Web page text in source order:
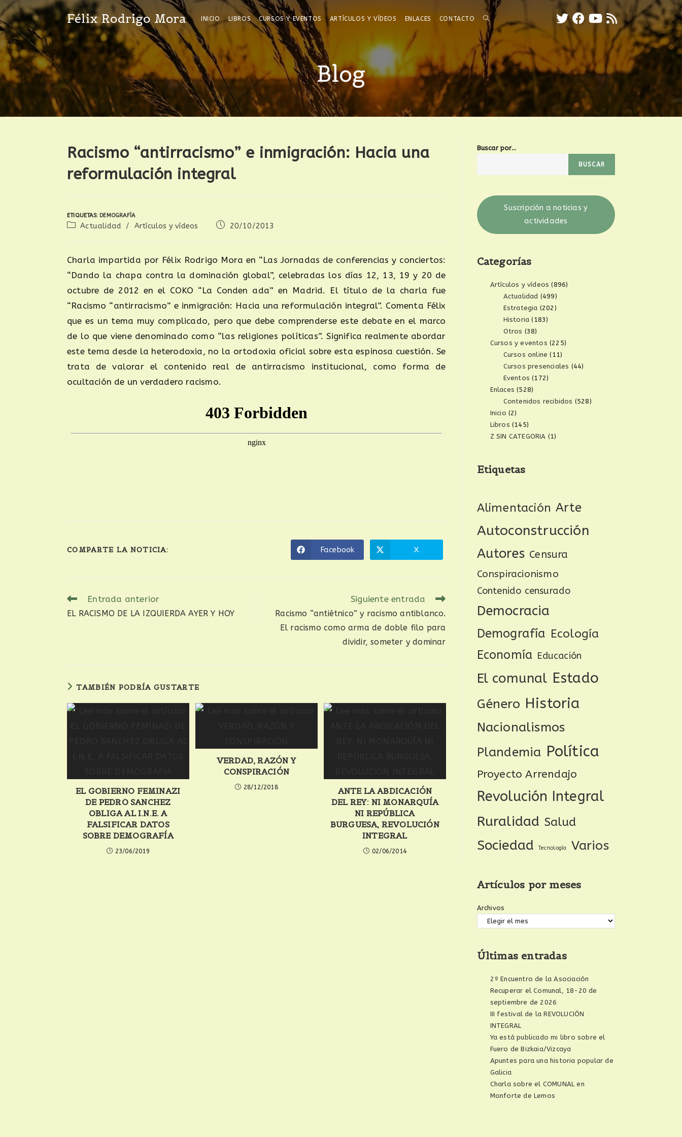
Félix Rodrigo Mora INICIO LIBROS CURSOS Y EVENTOS ARTÍCULOS Y VÍDEOS ENLACES CONTACTO
Blog
Racismo “antirracismo” e inmigración: Hacia una
reformulación integral
ETIQUETAS: DEMOGRAFÍA
Actualidad / Artículos y vídeos 20/10/2013
Charla impartida por Félix Rodrigo Mora en “Las Jornadas de conferencias y conciertos:
“Dando la chapa contra la dominación global”, celebradas los días 12, 13, 19 y 20 de
octubre de 2012 en el COKO “La Conden ada” en Madrid. El título de la charla fue
“Racismo “antirracismo” e inmigración: Hacia una reformulación integral”. Comenta Félix
que es un tema muy complicado, pero que debe comprenderse este debate en el marco
de lo que viene denominado como “las religiones políticas”. Significa realmente abordar
este tema desde la heterodoxia, no la ortodoxia oficial sobre esta espinosa cuestión. Se
trata de valorar el contenido real de antirracismo institucional, como forma de
ocultación de un verdadero racismo.
COMPARTE LA NOTICIA: Facebook X
Entrada anterior
EL RACISMO DE LA IZQUIERDA AYER Y HOY
Siguiente entrada
Racismo “antiétnico” y racismo antiblanco.
El racismo como arma de doble filo para
dividir, someter y dominar
TAMBIÉN PODRÍA GUSTARTE
EL GOBIERNO FEMINAZI
DE PEDRO SANCHEZ
OBLIGA AL I.N.E. A
FALSIFICAR DATOS
SOBRE DEMOGRAFÍA
23/06/2019
VERDAD, RAZÓN Y
CONSPIRACIÓN
28/12/2018
ANTE LA ABDICACIÓN
DEL REY: NI MONARQUÍA
NI REPÚBLICA
BURGUESA, REVOLUCIÓN
INTEGRAL
02/06/2014
Buscar por...
BUSCAR
Suscripción a noticias y
actividades
Categorías
Artículos y vídeos (896)
Actualidad (499)
Estrategia (202)
Historia (183)
Otros (38)
Cursos y eventos (225)
Cursos online (11)
Cursos presenciales (44)
Eventos (172)
Enlaces (528)
Contenidos recibidos (528)
Inicio (2)
Libros (145)
Z SIN CATEGORIA (1)
Etiquetas
Alimentación Arte
Autoconstrucción
Autores Censura
Conspiracionismo
Contenido censurado
Democracia
Demografía Ecología
Economía Educación
El comunal Estado
Género Historia
Nacionalismos
Plandemia Política
Proyecto Arrendajo
Revolución Integral
Ruralidad Salud
Sociedad Tecnología Varios
Artículos por meses
Archivos
Últimas entradas
2º Encuentro de la Asociación
Recuperar el Comunal, 18-20 de
septiembre de 2026
III festival de la REVOLUCIÓN
INTEGRAL
Ya está publicado mi libro sobre el
Fuero de Bizkaia/Vizcaya
Apuntes para una historia popular de
Galicia
Charla sobre el COMUNAL en
Monforte de Lemos